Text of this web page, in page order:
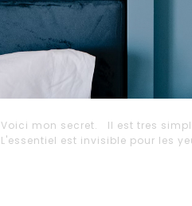
Voici mon secret. Il est tres
L'essentiel est invisible pour les